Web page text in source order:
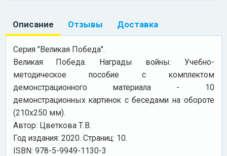
Описание Отзывы Доставка
Серия "Великая Победа".
Великая Победа. Награды войны: Учебно-
методическое пособие с комплектом
демонстрационного материала - 10
демонстрационных картинок с беседами на обороте
(210х250 мм).
Автор: Цветкова Т.В.
Год издания: 2020. Страниц: 10.
ISBN: 978-5-9949-1130-3